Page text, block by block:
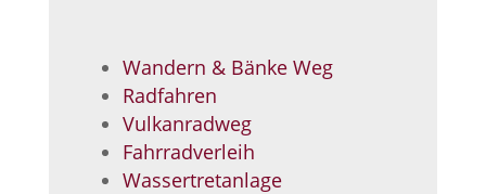
Wandern & Bänke Weg
Radfahren
Vulkanradweg
Fahrradverleih
Wassertretanlage